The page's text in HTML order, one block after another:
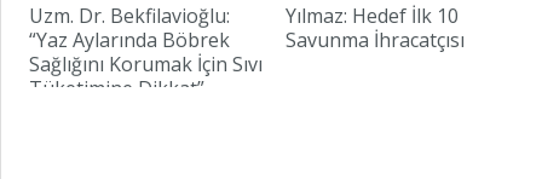
Uzm. Dr. Bekfilavioğlu:
“Yaz Aylarında Böbrek
Sağlığını Korumak İçin Sıvı
Tüketimine Dikkat”
Yılmaz: Hedef İlk 10
Savunma İhracatçısı